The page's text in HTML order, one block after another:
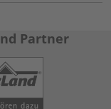
Partner